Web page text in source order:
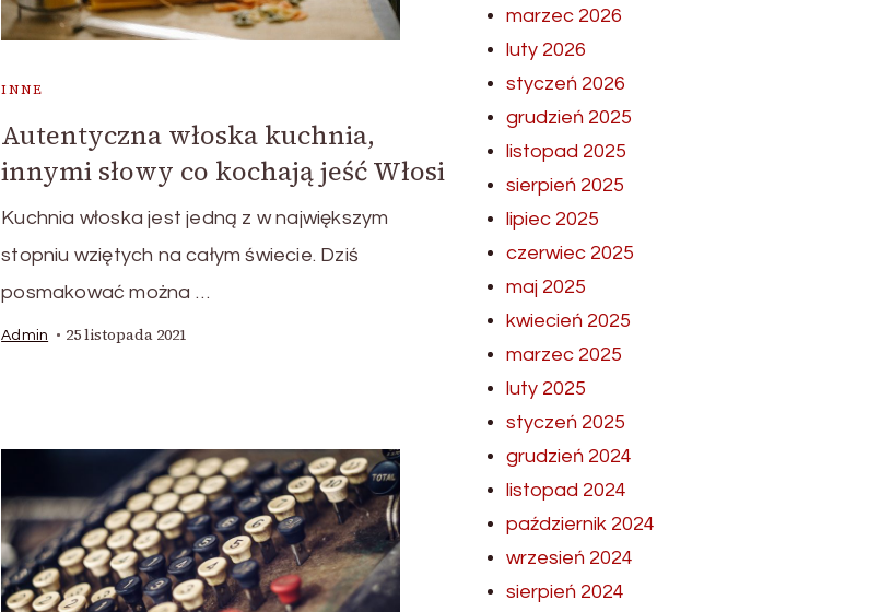
INNE
Autentyczna włoska kuchnia,
innymi słowy co kochają jeść Włosi
Kuchnia włoska jest jedną z w największym
stopniu wziętych na całym świecie. Dziś
posmakować można …
Admin 25 listopada 2021
marzec 2026
luty 2026
styczeń 2026
grudzień 2025
listopad 2025
sierpień 2025
lipiec 2025
czerwiec 2025
maj 2025
kwiecień 2025
marzec 2025
luty 2025
styczeń 2025
grudzień 2024
listopad 2024
październik 2024
wrzesień 2024
sierpień 2024